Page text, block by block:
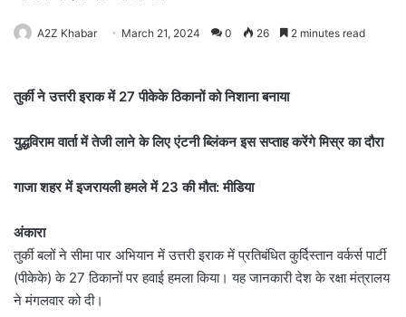
A2Z Khabar March 21, 2024 0 26 2 minutes read
तुर्की ने उत्तरी इराक में 27 पीकेके ठिकानों को निशाना बनाया
युद्धविराम वार्ता में तेजी लाने के लिए एंटनी ब्लिंकन इस सप्ताह करेंगे मिस्र का दौरा
गाजा शहर में इजरायली हमले में 23 की मौत: मीडिया
अंकारा
तुर्की बलों ने सीमा पार अभियान में उत्तरी इराक में प्रतिबंधित कुर्दिस्तान वर्कर्स पार्टी
(पीकेके) के 27 ठिकानों पर हवाई हमला किया। यह जानकारी देश के रक्षा मंत्रालय
ने मंगलवार को दी।